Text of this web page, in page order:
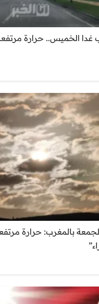
الخميس.. حرارة
بالمغرب: حرارة